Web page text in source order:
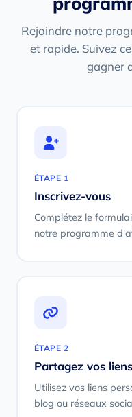
Rejoindre notre
et rapide. Suivez
gagner
ÉTAPE 1
Inscrivez-vous
Complétez le
notre programme
ÉTAPE 2
Partagez vos liens
Utilisez vos liens
blog ou réseaux